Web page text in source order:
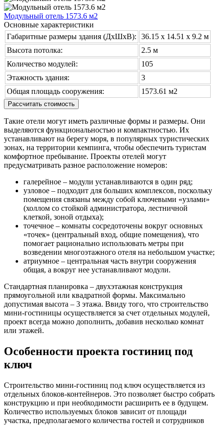
Модульный отель 1573.6 м2
Основные характеристики
Габаритные размеры здания (ДхШхВ):
36.15 х 14.51 x 9.2 м
Высота потолка:
2.5 м
Количество модулей:
105
Этажность здания:
3
Общая площадь сооружения:
1573.61 м2
Рассчитать стоимость
Такие отели могут иметь различные формы и размеры. Они
выделяются функциональностью и компактностью. Их
устанавливают на берегу моря, в популярных туристических
зонах, на территории кемпинга, чтобы обеспечить туристам
комфортное пребывание. Проекты отелей могут
предусматривать разное расположение номеров:
галерейное – модули устанавливаются в один ряд;
узловое – подходит для больших комплексов, поскольку
помещения связаны между собой ключевыми «узлами»
(холлом со стойкой администратора, лестничной
клеткой, зоной отдыха);
точечное – комнаты сосредоточены вокруг основных
«точек» (центральный вход, общие помещения), что
помогает рационально использовать метры при
возведении многоэтажного отеля на небольшом участке;
атриумное – центральная часть внутри сооружения
общая, а вокруг нее устанавливают модули.
Стандартная планировка – двухэтажная конструкция
прямоугольной или квадратной формы. Максимально
допустимая высота – 3 этажа. Ввиду того, что строительство
мини-гостиницы осуществляется за счет отдельных модулей,
проект всегда можно дополнить, добавив несколько комнат
или этажей.
Особенности проекта гостиниц под
ключ
Строительство мини-гостиниц под ключ осуществляется из
отдельных блоков-контейнеров. Это позволяет быстро собрать
конструкцию и при необходимости расширить ее в будущем.
Количество используемых блоков зависит от площади
участка, предполагаемого количества гостей и сотрудников